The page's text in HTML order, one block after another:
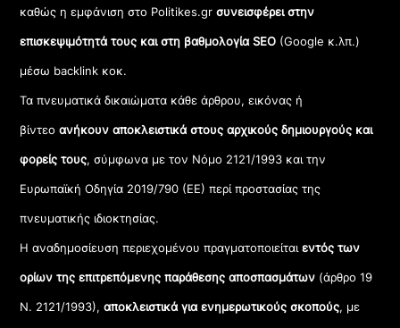
καθώς η εμφάνιση στο Politikes.gr συνεισφέρει στην
επισκεψιμότητά τους και στη βαθμολογία SEO (Google κ.λπ.)
μέσω backlink κοκ.
Τα πνευματικά δικαιώματα κάθε άρθρου, εικόνας ή
βίντεοανήκουν αποκλειστικά στους αρχικούς δημιουργούς και
φορείς τους, σύμφωνα με τον Νόμο 2121/1993 και την
Ευρωπαϊκή Οδηγία 2019/790 (ΕΕ) περί προστασίας της
πνευματικής ιδιοκτησίας.
Η αναδημοσίευση περιεχομένου πραγματοποιείταιεντός των
ορίων της επιτρεπόμενης παράθεσης αποσπασμάτων (άρθρο 19
Ν. 2121/1993), αποκλειστικά για ενημερωτικούς σκοπούς, με